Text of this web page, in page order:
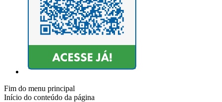
Fim do menu principal
Início do conteúdo da página